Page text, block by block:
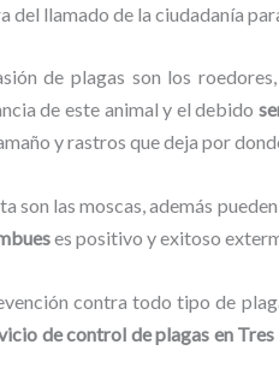
llamado de la ciudadanía
de plagas son los
de este animal y el debido
y rastros que deja por
las moscas, además
es positivo y exitoso
contra todo tipo de
de control de plagas en